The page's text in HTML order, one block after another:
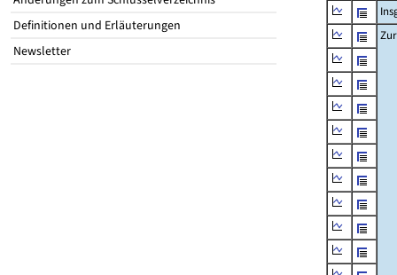
Definitionen und Erläuterungen
Newsletter